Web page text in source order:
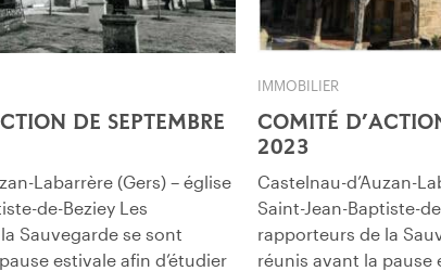
DE SEPTEMBRE
Labarrère (Gers) – église
de-Beziey Les
Sauvegarde se sont
estivale afin d’étudier
IMMOBILIER
COMITÉ
2023
Castelnau-d’Auzan-
Saint-Jean-Baptiste-
rapporteurs de la
réunis avant la pause